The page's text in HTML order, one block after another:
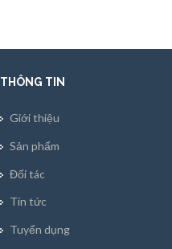
THÔNG TIN
Giới thiệu
Sản phẩm
Đối tác
Tin tức
Tuyển dụng